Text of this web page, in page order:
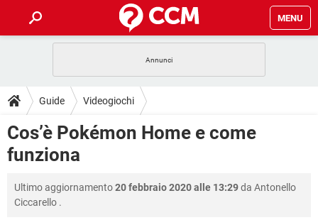
MENU
INTRATTENIMENTO
iOS WINDOWS 10
INSTAGRAM
HARDWARE
GUIDE
COVID-19
INTRATTENIMENTO ANDROID
INSTAGRAM WHATSAPP
DOWNLOAD
COVID-19
iOS
FORUM
COVID-19 GAMING
GLOSSARIO
Guide Videogiochi
Cos’è Pokémon Home e come
funziona
Ultimo aggiornamento20 febbraio 2020 alle 13:29da Antonello
Ciccarello .